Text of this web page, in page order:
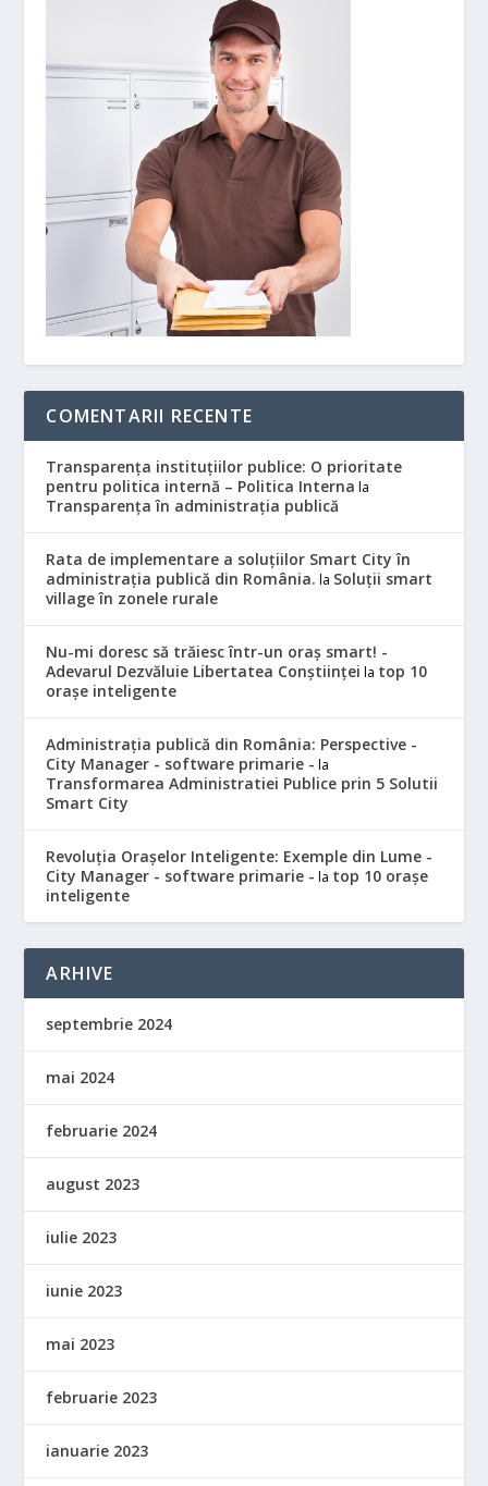
COMENTARII RECENTE
Transparența instituțiilor publice: O prioritate
pentru politica internă – Politica Interna la
Transparența în administrația publică
Rata de implementare a soluțiilor Smart City în
administrația publică din România. la Soluții smart
village în zonele rurale
Nu-mi doresc să trăiesc într-un oraș smart! -
Adevarul Dezvăluie Libertatea Conștiinței la top 10
orașe inteligente
Administrația publică din România: Perspective -
City Manager - software primarie - la
Transformarea Administratiei Publice prin 5 Solutii
Smart City
Revoluția Orașelor Inteligente: Exemple din Lume -
City Manager - software primarie - la top 10 orașe
inteligente
ARHIVE
septembrie 2024
mai 2024
februarie 2024
august 2023
iulie 2023
iunie 2023
mai 2023
februarie 2023
ianuarie 2023